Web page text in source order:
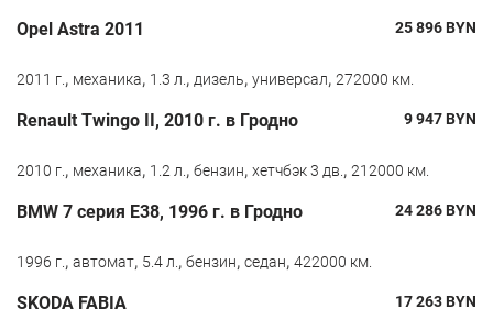
Opel Astra 2011 25 896BYN
2011 г., механика, 1.3 л., дизель, универсал, 272000 км.
Renault Twingo II, 2010 г. в Гродно 9 947BYN
2010 г., механика, 1.2 л., бензин, хетчбэк 3 дв., 212000 км.
BMW 7 серия E38, 1996 г. в Гродно 24 286BYN
1996 г., автомат, 5.4 л., бензин, седан, 422000 км.
SKODA FABIA 17 263BYN